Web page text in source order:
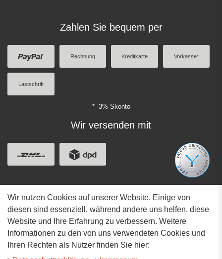
Zahlen Sie bequem per
Rechnung Kreditkarte Vorkasse*
Lastschrift
* -3% Skonto
Wir versenden mit
Adresse
Hauptstrasse 34
73117 Wangen
Wir nutzen Cookies auf unserer Website. Einige von
diesen sind essenziell, während andere uns helfen, diese
Website und Ihre Erfahrung zu verbessern. Weitere
Informationen zu den von uns verwendeten Cookies und
Ihren Rechten als Nutzer finden Sie hier: